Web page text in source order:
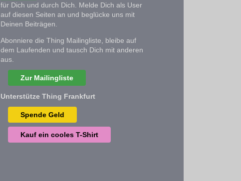
für Dich und durch Dich. Melde Dich als User
auf diesen Seiten an und beglücke uns mit
Deinen Beiträgen.
Abonniere die Thing Mailingliste, bleibe auf
dem Laufenden und tausch Dich mit anderen
aus.
Zur Mailingliste
Unterstütze Thing Frankfurt
Spende Geld
Kauf ein cooles T-Shirt